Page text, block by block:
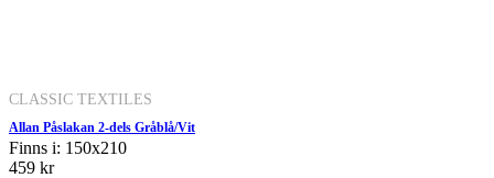
CLASSIC TEXTILES
Allan Påslakan 2-dels Gråblå/Vit
Finns i: 150x210
459 kr